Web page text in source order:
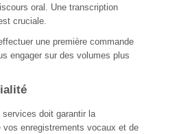
oral. Une transcription
cruciale.
une première commande
engager sur des volumes plus
services doit garantir la
vos enregistrements vocaux et de